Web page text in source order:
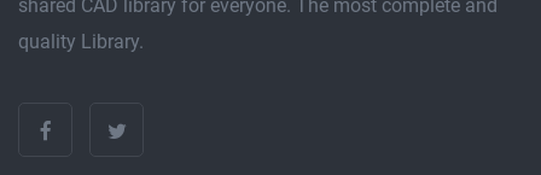
shared CAD library for everyone. The most complete and
quality Library.